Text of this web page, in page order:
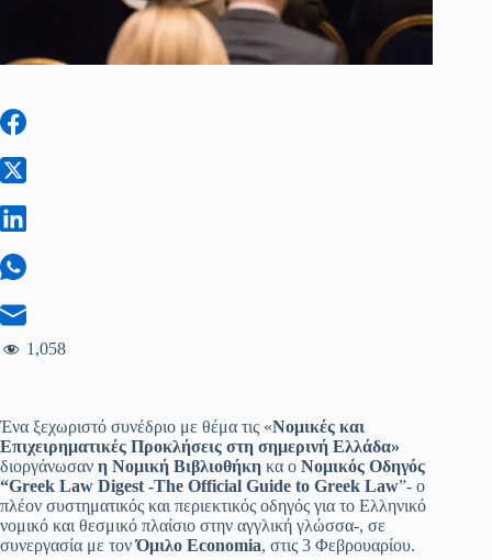
1,058
Ένα ξεχωριστό συνέδριο με θέμα τις «Νομικές και
Επιχειρηματικές Προκλήσεις στη σημερινή Ελλάδα»
διοργάνωσαν η Νομική Βιβλιοθήκη κα ο Νομικός Οδηγός
“Greek Law Digest -The Official Guide to Greek Law”- ο
πλέον συστηματικός και περιεκτικός οδηγός για το Ελληνικό
νομικό και θεσμικό πλαίσιο στην αγγλική γλώσσα-, σε
συνεργασία με τονΌμιλο Economia, στις 3 Φεβρουαρίου.